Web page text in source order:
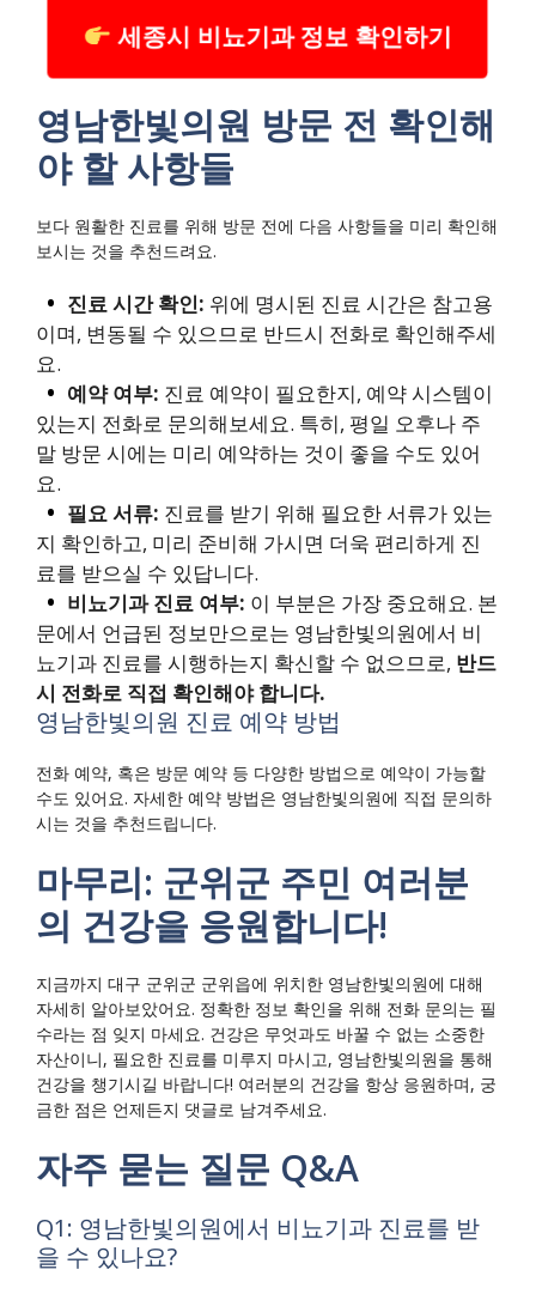
세종시 비뇨기과 정보 확인하기
영남한빛의원 방문 전 확인해
야 할 사항들
보다 원활한 진료를 위해 방문 전에 다음 사항들을 미리 확인해
보시는 것을 추천드려요.
진료 시간 확인: 위에 명시된 진료 시간은 참고용
이며, 변동될 수 있으므로 반드시 전화로 확인해주세
요.
예약 여부: 진료 예약이 필요한지, 예약 시스템이
있는지 전화로 문의해보세요. 특히, 평일 오후나 주
말 방문 시에는 미리 예약하는 것이 좋을 수도 있어
요.
필요 서류: 진료를 받기 위해 필요한 서류가 있는
지 확인하고, 미리 준비해 가시면 더욱 편리하게 진
료를 받으실 수 있답니다.
비뇨기과 진료 여부: 이 부분은 가장 중요해요. 본
문에서 언급된 정보만으로는 영남한빛의원에서 비
뇨기과 진료를 시행하는지 확신할 수 없으므로, 반드
시 전화로 직접 확인해야 합니다.
영남한빛의원 진료 예약 방법
전화 예약, 혹은 방문 예약 등 다양한 방법으로 예약이 가능할
수도 있어요. 자세한 예약 방법은 영남한빛의원에 직접 문의하
시는 것을 추천드립니다.
마무리: 군위군 주민 여러분
의 건강을 응원합니다!
지금까지 대구 군위군 군위읍에 위치한 영남한빛의원에 대해
자세히 알아보았어요. 정확한 정보 확인을 위해 전화 문의는 필
수라는 점 잊지 마세요. 건강은 무엇과도 바꿀 수 없는 소중한
자산이니, 필요한 진료를 미루지 마시고, 영남한빛의원을 통해
건강을 챙기시길 바랍니다! 여러분의 건강을 항상 응원하며, 궁
금한 점은 언제든지 댓글로 남겨주세요.
자주 묻는 질문 Q&A
Q1: 영남한빛의원에서 비뇨기과 진료를 받
을 수 있나요?